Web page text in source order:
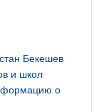
Бекешев
и школ
о